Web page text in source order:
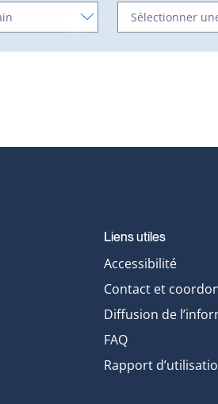
Liens utiles
Accessibilité
Contact et
Diffusion de
FAQ
Rapport